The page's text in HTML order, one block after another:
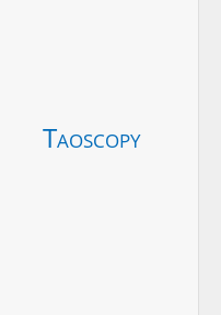
Taoscopy